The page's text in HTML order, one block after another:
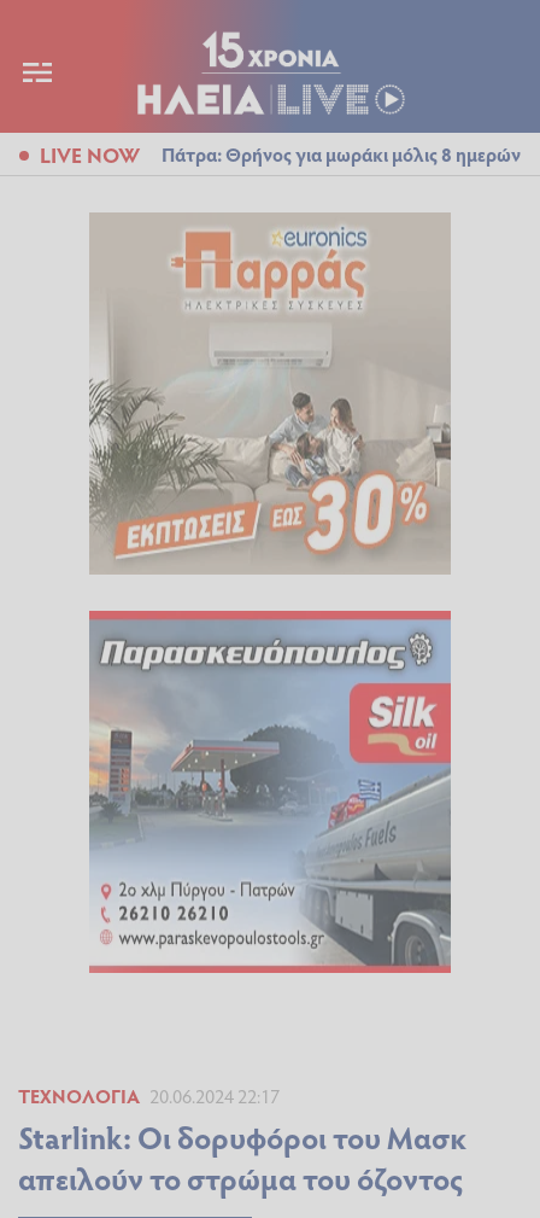
LIVE NOW Πάτρα: Θρήνος για μωράκι μόλις 8 ημερών
ΤΕΧΝΟΛΟΓΊΑ 20.06.2024 22:17
Starlink: Οι δορυφόροι του Μασκ
απειλούν το στρώμα του όζοντος